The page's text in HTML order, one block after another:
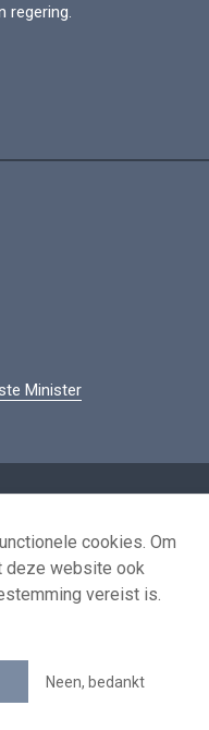
regering.
Minister
hergebruik
feed
cookies. Om
deze website ook
vereist is.
Neen, bedankt